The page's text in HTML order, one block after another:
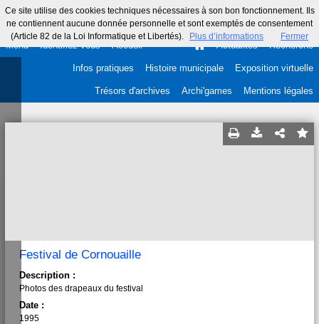
Ce site utilise des cookies techniques nécessaires à son bon fonctionnement. Ils
ne contiennent aucune donnée personnelle et sont exemptés de consentement
(Article 82 de la Loi Informatique et Libertés).
Plus d’informations Fermer
Menu Identifiez-vous Accueil Actualités Recherche
Infos pratiques Histoire municipale Exposition virtuelle
Trésors d'archives Archi'games Mentions légales
Festival de Cornouaille
Description :
Photos des drapeaux du festival
Date :
1995